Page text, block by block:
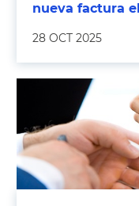
nueva factura
28 OCT 2025